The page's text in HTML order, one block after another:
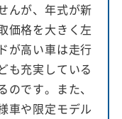
んが、年式が新
価格を大きく左
が高い車は走行
も充実している
です。また、
車や限定モデル